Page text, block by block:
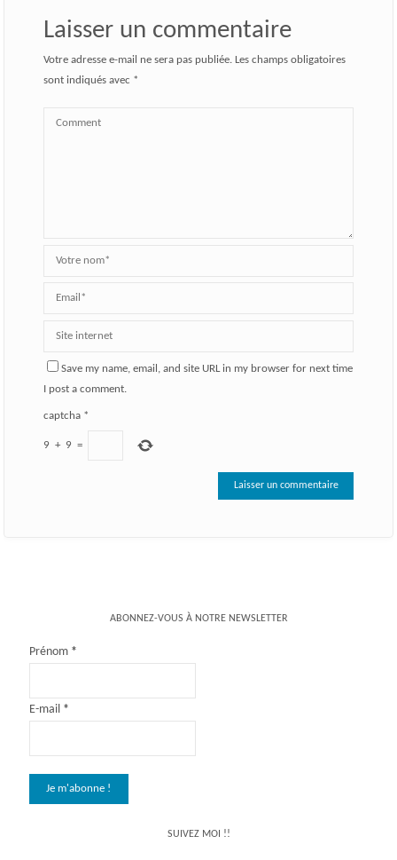
Laisser un commentaire
Votre adresse e-mail ne sera pas publiée. Les champs obligatoires
sont indiqués avec *
Save my name, email, and site URL in my browser for next time
I post a comment.
captcha*
9 + 9 =
ABONNEZ-VOUS À NOTRE NEWSLETTER
Prénom *
E-mail *
SUIVEZ MOI !!